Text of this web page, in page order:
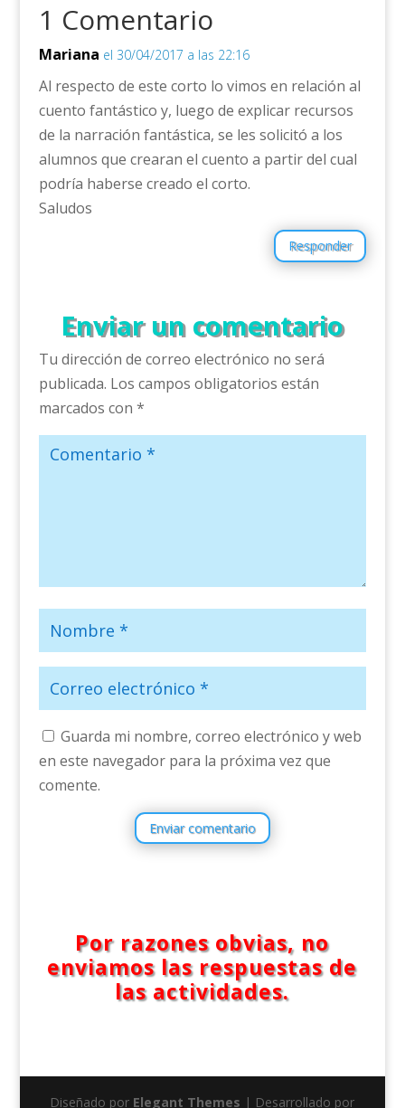
1 Comentario
Mariana el 30/04/2017 a las 22:16
Al respecto de este corto lo vimos en relación al
cuento fantástico y, luego de explicar recursos
de la narración fantástica, se les solicitó a los
alumnos que crearan el cuento a partir del cual
podría haberse creado el corto.
Saludos
Responder
Enviar un comentario
Tu dirección de correo electrónico no será
publicada. Los campos obligatorios están
marcados con *
Guarda mi nombre, correo electrónico y web
en este navegador para la próxima vez que
comente.
Enviar comentario
Por razones obvias, no
enviamos las respuestas de
las actividades.
Diseñado por Elegant Themes | Desarrollado por